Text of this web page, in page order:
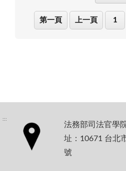
第一頁 上一頁 1
:::
法務部司法官學
址：10671 台北
號